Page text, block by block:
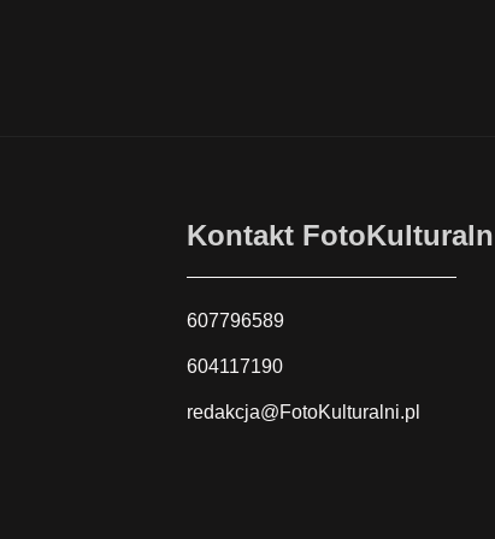
Kontakt
607796589
604117190
redakcja@FotoKulturalni.pl